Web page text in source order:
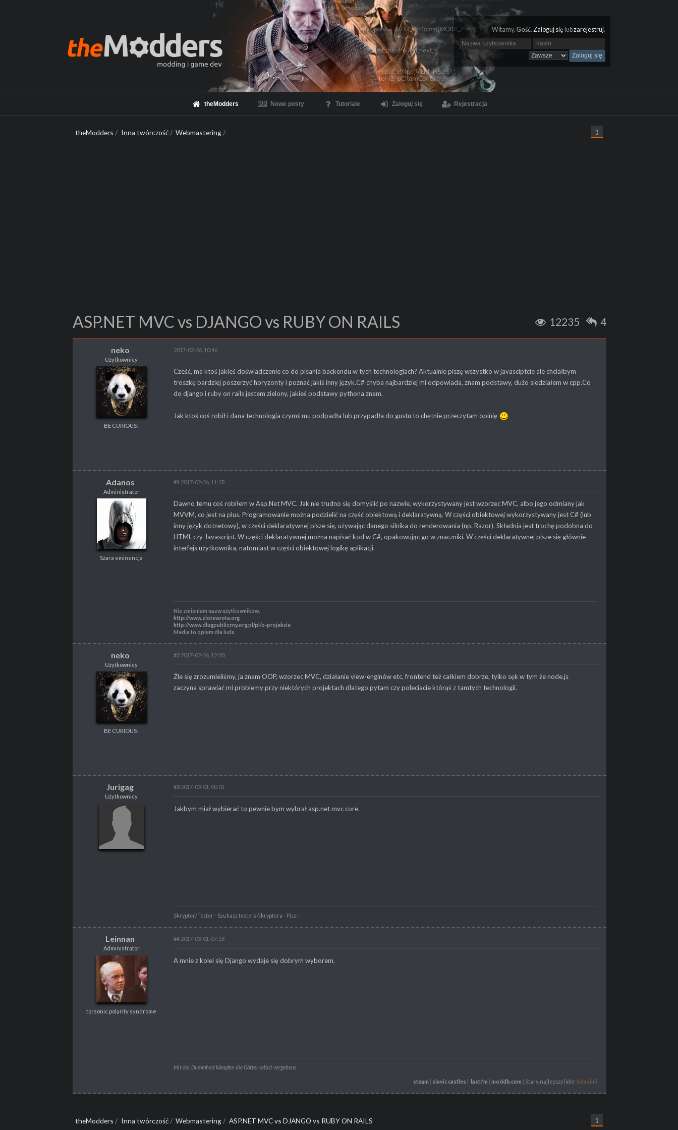
Witamy, Gość. Zaloguj się lubzarejestruj.
theModders Nowe posty Tutoriale Zaloguj się Rejestracja
theModders / Inna twórczość/ Webmastering/ 1
ASP.NET MVC vs DJANGO vs RUBY ON RAILS 12235 4
neko
neko
Użytkownicy
BE CURIOUS!
POSTY
Użytkownicy
BE CURIOUS!
2017-02-26, 10:46
Cześć, ma ktoś jakieś doświadczenie co do pisania backendu w tych technologiach? Aktualnie piszę wszystko w javasciptcie ale chciałbym
troszkę bardziej poszerzyć horyzonty i poznać jakiś inny język.C# chyba najbardziej mi odpowiada, znam podstawy, dużo siedziałem w cpp.Co
do django i ruby on rails jestem zielony, jakieś podstawy pythona znam.
Jak ktoś coś robił i dana technologia czymś mu podpadła lub przypadła do gustu to chętnie przeczytam opinię
Adanos
Adanos
Administrator
Szara eminencja
POSTY
Administrator
Szara eminencja
#1 2017-02-26, 11:38
Dawno temu coś robiłem w Asp.Net MVC. Jak nie trudno się domyślić po nazwie, wykorzystywany jest wzorzec MVC, albo jego odmiany jak
MVVM, co jest na plus. Programowanie można podzielić na część obiektową i deklaratywną. W części obiektowej wykorzystywany jest C# (lub
inny język dotnetowy), w części deklaratywnej pisze się, używając danego silnika do renderowania (np. Razor). Składnia jest trochę podobna do
HTML czy Javascript. W części deklaratywnej można napisać kod w C#, opakowując go w znaczniki. W części deklaratywnej pisze się głównie
interfejs użytkownika, natomiast w części obiektowej logikę aplikacji.
Nie zmieniam nazw użytkowników.
http://www.zlotewrota.org
http://www.dlugpubliczny.org.pl/pl/o-projekcie
Media to opium dla ludu
neko
neko
Użytkownicy
BE CURIOUS!
POSTY
Użytkownicy
BE CURIOUS!
#2 2017-02-26, 12:00
Źle się zrozumieliśmy, ja znam OOP, wzorzec MVC, działanie view-enginów etc, frontend też całkiem dobrze, tylko sęk w tym że node.js
zaczyna sprawiać mi problemy przy niektórych projektach dlatego pytam czy poleciacie którąś z tamtych technologii.
Jurigag
Użytkownicy
#3 2017-03-01, 00:01
Jakbym miał wybierać to pewnie bym wybrał asp.net mvc core.
Skrypter/Tester - Szukasz testera/skryptera - Pisz !
Leinnan
Leinnan
Administrator
torsonic polarity syndrome
POSTY
2651
Administrator
torsonic polarity syndrome
#4 2017-03-01, 07:18
A mnie z kolei się Django wydaje się dobrym wyborem.
Mit der Dummheit kämpfen die Götter selbst vergebens
steam slavic castles last.fm moddb.com Stary, najlepszy liderSclavinii
theModders / Inna twórczość/ Webmastering/ ASP.NET MVC vs DJANGO vs RUBY ON RAILS 1